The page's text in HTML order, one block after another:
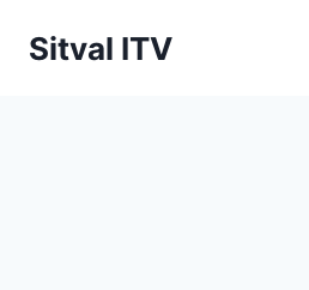
Sitval ITV